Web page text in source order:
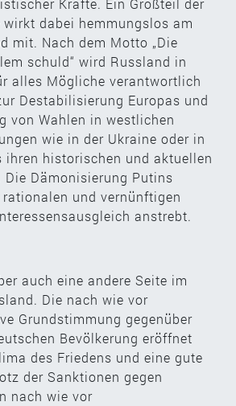
Kräfte. Ein Großteil der
dabei hemmungslos am
mit. Nach dem Motto „Die
schuld“ wird Russland in
alles Mögliche verantwortlich
Destabilisierung Europas und
von Wahlen in westlichen
wie in der Ukraine oder in
ihren historischen und aktuellen
Die Dämonisierung Putins
und vernünftigen
anstrebt.
auch eine andere Seite im
Die nach wie vor
Grundstimmung gegenüber
Bevölkerung eröffnet
des Friedens und eine gute
der Sanktionen gegen
nach wie vor